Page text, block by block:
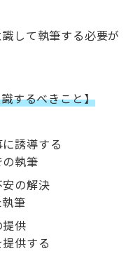
して執筆する必要が
するべきこと】
誘導する
執筆
の解決
筆
供
供する